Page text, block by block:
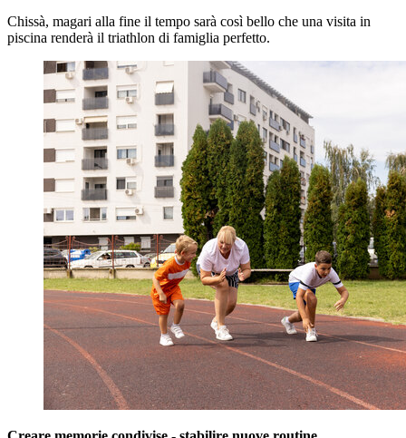
Chissà, magari alla fine il tempo sarà così bello che una visita in
piscina renderà il triathlon di famiglia perfetto.